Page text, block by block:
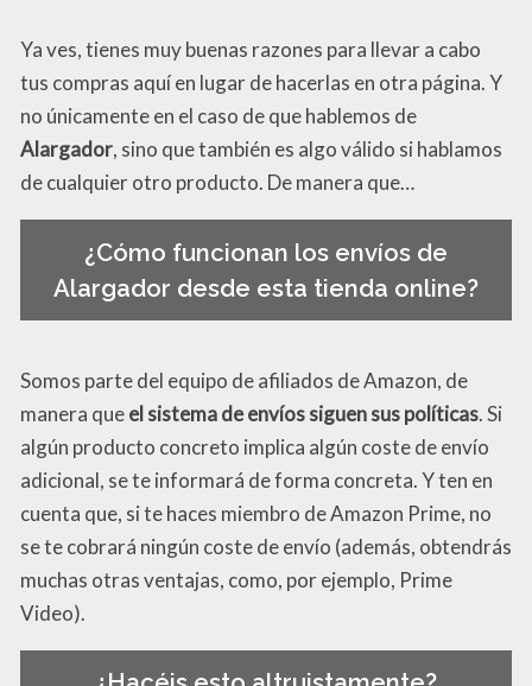
Ya ves, tienes muy buenas razones para llevar a cabo
tus compras aquí en lugar de hacerlas en otra página. Y
no únicamente en el caso de que hablemos de
Alargador, sino que también es algo válido si hablamos
de cualquier otro producto. De manera que…
¿Cómo funcionan los envíos de
Alargador desde esta tienda online?
Somos parte del equipo de afiliados de Amazon, de
manera queel sistema de envíos siguen sus políticas. Si
algún producto concreto implica algún coste de envío
adicional, se te informará de forma concreta. Y ten en
cuenta que, si te haces miembro de Amazon Prime, no
se te cobrará ningún coste de envío (además, obtendrás
muchas otras ventajas, como, por ejemplo, Prime
Video).